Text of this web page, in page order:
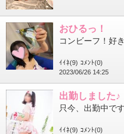
おひるっ！
コンビーフ！好き
ｲｲﾈ(9) ｺﾒﾝﾄ(0)
2023/06/26 14:25
出勤しました♪
ｲｲﾈ(9) ｺﾒﾝﾄ(0)